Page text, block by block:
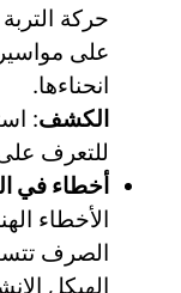
حركة
على
انحناءها.
الكشف:
للتعرف
أخطاء في
الأخطاء
الصرف
الهيكل